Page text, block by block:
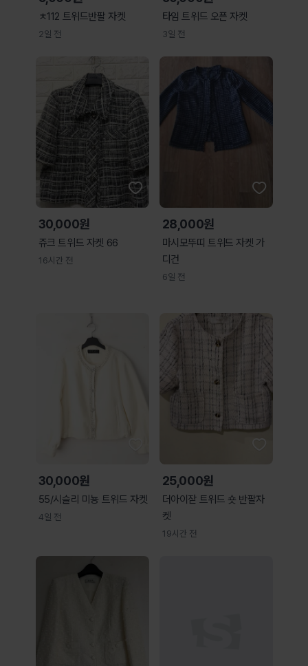
ㅊ112 트위드반팔 자켓
2일 전
타임 트위드 오픈 자켓
3일 전
30,000원
쥬크 트위드 자켓 66
16시간 전
28,000원
마시모뚜띠 트위드 자켓 가
디건
6일 전
30,000원
55/시슬리 미뇽 트위드 자켓
4일 전
25,000원
더아이잗 트위드 숏 반팔자
켓
19시간 전